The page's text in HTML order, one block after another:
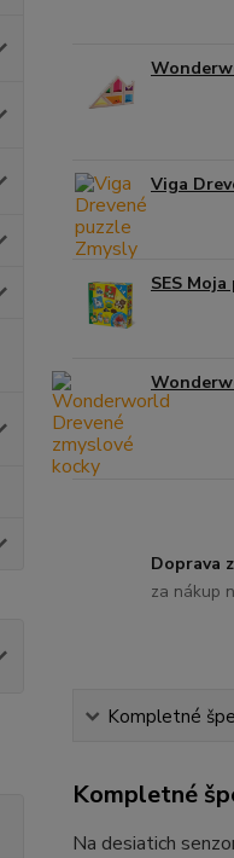
Viga
SES
Doprava
za nákup
Kompletné
Kompletné
Na desiatich